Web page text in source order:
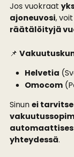
Jos vuokraat
ajoneuvosi,
räätälöityjä
📌
Helvetia
Omocom
Sinun ei
yhteydessä.